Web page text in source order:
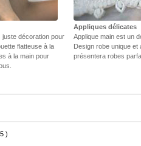
décoration pour
flatteuse à la
à la main pour
Appliques délicates
Applique main est un
Design robe unique et
présentera robes
)